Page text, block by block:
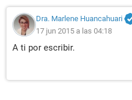
Dra. Marlene Huancahuari
17 jun 2015 a las 04:18
A ti por escribir.